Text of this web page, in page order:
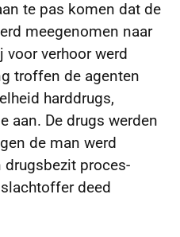
te pas komen dat de
meegenomen naar
voor verhoor werd
troffen de agenten
harddrugs,
aan. De drugs werden
de man werd
proces-
deed